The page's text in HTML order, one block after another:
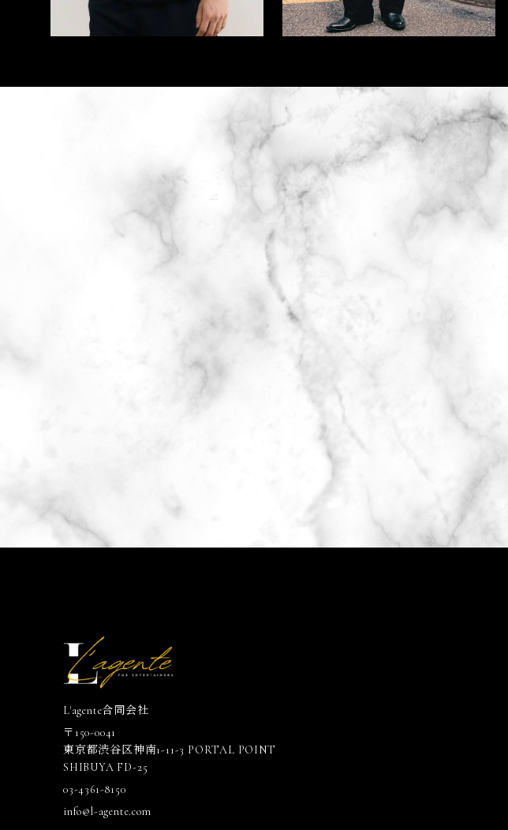
L'agente合同会社
〒150-0041
東京都渋谷区神南1-11-3 PORTAL POINT
SHIBUYA FD-25
03-4361-8150
info@l-agente.com